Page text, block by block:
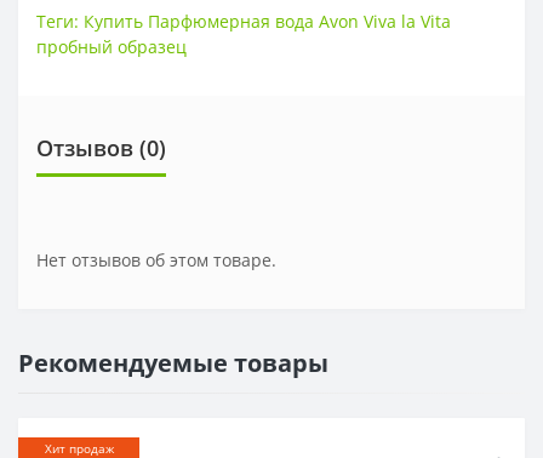
Теги: Купить Парфюмерная вода Avon Viva la Vita
пробный образец
Отзывов (0)
Нет отзывов об этом товаре.
Рекомендуемые товары
Хит продаж